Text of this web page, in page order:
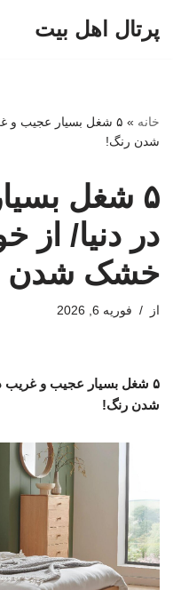
پرتال اهل بیت
خانه »
۵ شغل بسیار عجیب و
شدن رنگ!
۵ شغل
در دنیا/ از
خشک شدن
از فوریه 6, 2026
۵ شغل بسیار عجیب و غریب
شدن رنگ!